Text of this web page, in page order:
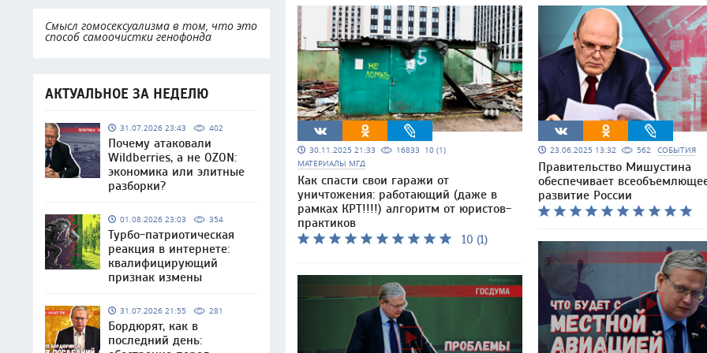
Смысл гомосексуализма в том, что это
способ самоочистки генофонда
АКТУАЛЬНОЕ ЗА НЕДЕЛЮ
31.07.2026 23:43 402
Почему атаковали
Wildberries, а не OZON:
экономика или элитные
разборки?
01.08.2026 23:03 354
Турбо-патриотическая
реакция в интернете:
квалифицирующий
признак измены
31.07.2026 21:55 281
Бордюрят, как в
последний день:
30.11.2025 21:33 16833 10 (1)
МАТЕРИАЛЫ МГД
Как спасти свои гаражи от
уничтожения: работающий (даже в
рамках КРТ!!!!) алгоритм от юристов-
практиков
10 (1)
23.06.2025 13:32 562 СОБЫТИЯ
Правительство Мишустина
обеспечивает
развитие России